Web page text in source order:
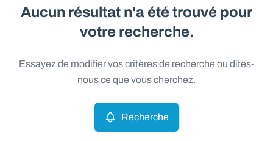
Gênes (6987) Remove
Immeuble de rapport Remove
Vue de la carte
Recherche Trier par
Aucun résultat n'a été trouvé pour
votre recherche.
Essayez de modifier vos critères de recherche ou dites-
nous ce que vous cherchez.
Recherche